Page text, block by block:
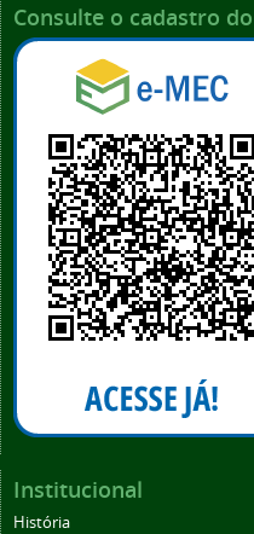
Consulte o cadastro do
Institucional
História